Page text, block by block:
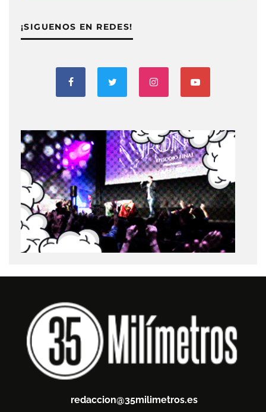
¡SIGUENOS EN REDES!
redaccion@35milimetros.es